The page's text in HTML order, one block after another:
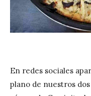
En redes sociales
plano de nuestros